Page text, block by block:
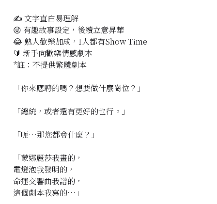
✍️ 文字直白易理解
😜 有趣故事設定，後續立意昇華
😂 熟人歡樂加成，I人都有Show Time
🔰 新手向歡樂情感劇本
*註：不提供繁體劇本
「你來應聘的嗎？想要做什麼崗位？」
「總統，或者還有更好的也行。」
「呃…那您都會什麼？」
「蒙娜麗莎我畫的，
電燈泡我發明的，
命運交響曲我譜的，
這個劇本我寫的…」